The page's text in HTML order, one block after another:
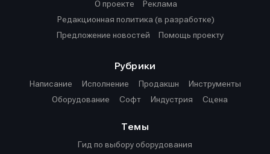
О проекте
Реклама
Редакционная политика (в разработке)
Предложение новостей
Помощь проекту
Рубрики
Написание
Исполнение Продакшн
Инструменты
Оборудование
Софт Индустрия Сцена
Темы
Гид по выбору оборудования